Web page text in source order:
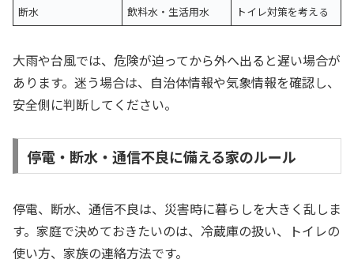
断水
飲料水・生活用水 トイレ対策を考える
大雨や台風では、危険が迫ってから外へ出ると遅い場合が
あります。迷う場合は、自治体情報や気象情報を確認し、
安全側に判断してください。
停電・断水・通信不良に備える家のルール
停電、断水、通信不良は、災害時に暮らしを大きく乱しま
す。家庭で決めておきたいのは、冷蔵庫の扱い、トイレの
使い方、家族の連絡方法です。